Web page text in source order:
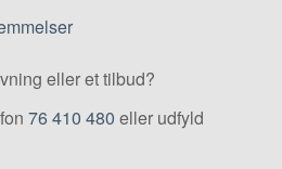
eller et tilbud?
76 410 480 eller udfyld